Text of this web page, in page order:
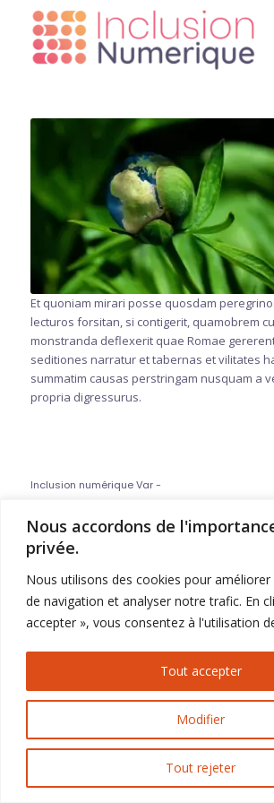
Nous accordons de
privée.
Nous utilisons des cookies pour
de navigation et analyser notre trafic. En
accepter », vous consentez à l'utilisation
Modifier
Tout rejeter
Tout accepter
Et quoniam mirari posse quosdam
lecturos forsitan, si contigerit, quamobrem
monstranda deflexerit quae Romae
seditiones narratur et tabernas et vilitates
summatim causas perstringam nusquam a
propria digressurus.
Inclusion numérique Var -